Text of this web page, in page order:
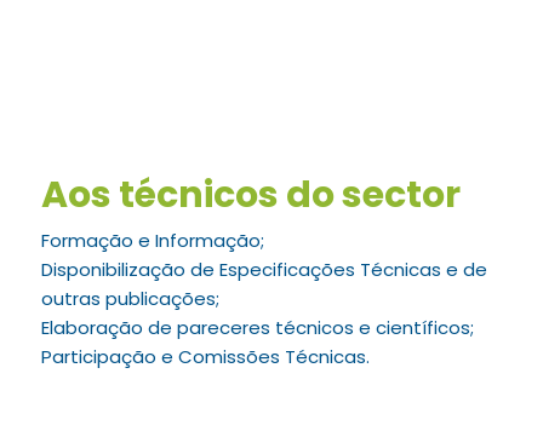
Aos técnicos do sector
Formação e Informação;
Disponibilização de Especificações Técnicas e de
outras publicações;
Elaboração de pareceres técnicos e científicos;
Participação e Comissões Técnicas.